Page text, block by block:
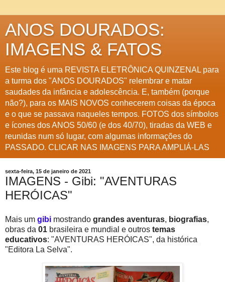
ANOS DOURADOS:
IMAGENS & FATOS
Este blog é uma REVISTA ELETRÔNICA QUINZENAL para
a turma dos "ANOS DOURADOS" relembrar e matar
saudades da infância e adolescência. E, também (porque
não?), para os MAIS NOVOS conhecerem coisas da época
e o que se passava naqueles tempos. FOTOS dos símbolos
e ícones dos ANOS 50/60 (e dos 40/70), tiradas da WEB e
reunidas num só lugar, com algumas informações do
PASSADO. CLICAR NAS IMAGENS PARA AMPLIÁ-LAS
sexta-feira, 15 de janeiro de 2021
IMAGENS - Gibi: "AVENTURAS
HERÓICAS"
Mais um gibi mostrando grandes aventuras, biografias,
obras da 01 brasileira e mundial e outros temas
educativos: "AVENTURAS HERÓICAS", da histórica
"Editora La Selva".